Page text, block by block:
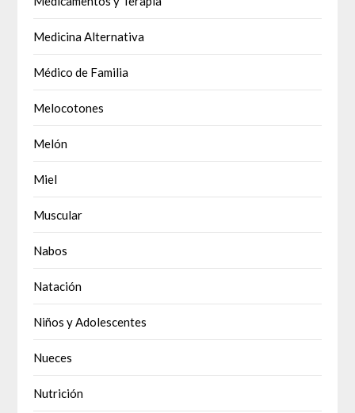
Medicina Alternativa
Médico de Familia
Melocotones
Melón
Miel
Muscular
Nabos
Natación
Niños y Adolescentes
Nueces
Nutrición